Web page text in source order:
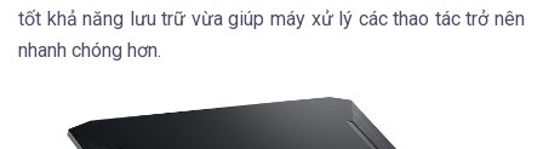
tốt khả năng lưu trữ vừa giúp máy xử lý các thao tác trở nên
nhanh chóng hơn.